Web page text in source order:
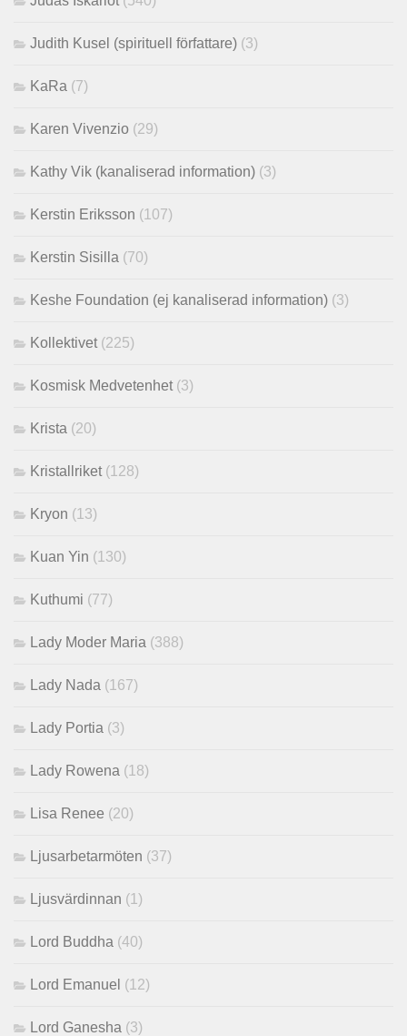
Judith Kusel (spirituell författare) (3)
KaRa (7)
Karen Vivenzio (29)
Kathy Vik (kanaliserad information) (3)
Kerstin Eriksson (107)
Kerstin Sisilla (70)
Keshe Foundation (ej kanaliserad information) (3)
Kollektivet (225)
Kosmisk Medvetenhet (3)
Krista (20)
Kristallriket (128)
Kryon (13)
Kuan Yin (130)
Kuthumi (77)
Lady Moder Maria (388)
Lady Nada (167)
Lady Portia (3)
Lady Rowena (18)
Lisa Renee (20)
Ljusarbetarmöten (37)
Ljusvärdinnan (1)
Lord Buddha (40)
Lord Emanuel (12)
Lord Ganesha (3)